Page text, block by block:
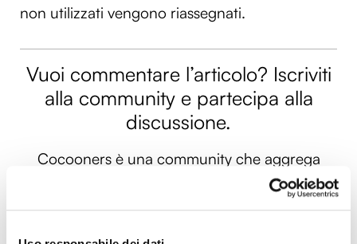
non utilizzati vengono riassegnati.
Vuoi commentare l’articolo? Iscriviti
alla community e partecipa alla
discussione.
Cocooners è una community che aggrega
persone appassionate, piene di interessi e
gratitudine nei confronti della vita, per offrire